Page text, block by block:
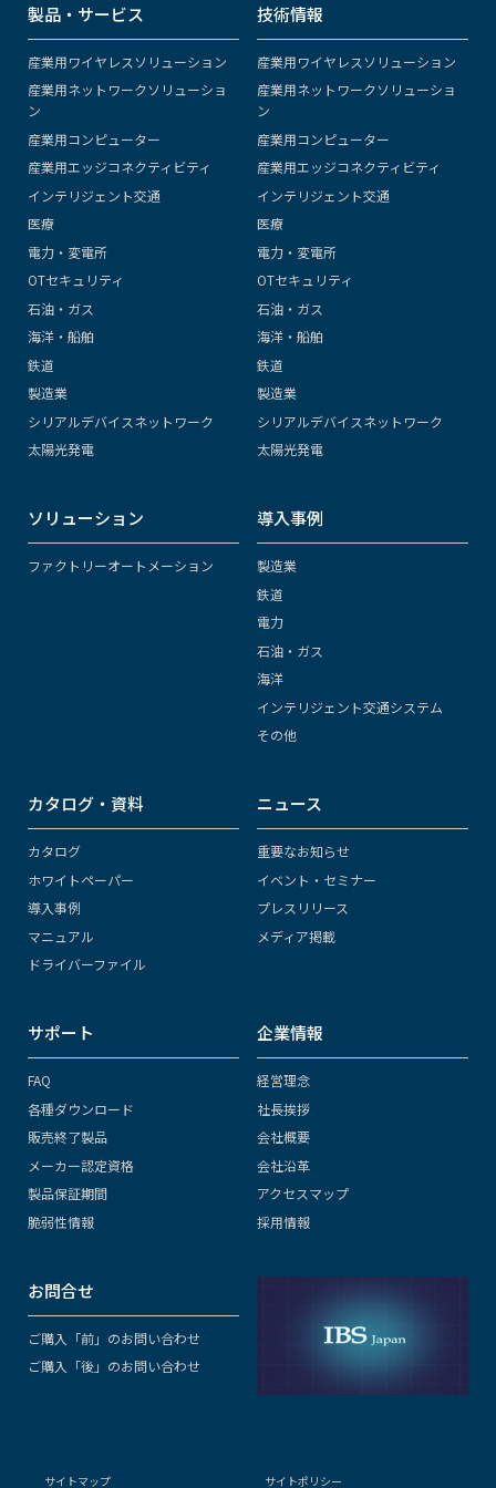
製品・サービス
産業用ワイヤレスソリューション
産業用ネットワークソリューショ
ン
産業用コンピューター
産業用エッジコネクティビティ
インテリジェント交通
医療
電力・変電所
OTセキュリティ
石油・ガス
海洋・船舶
鉄道
製造業
シリアルデバイスネットワーク
太陽光発電
技術情報
産業用ワイヤレスソリューション
産業用ネットワークソリューショ
ン
産業用コンピューター
産業用エッジコネクティビティ
インテリジェント交通
医療
電力・変電所
OTセキュリティ
石油・ガス
海洋・船舶
鉄道
製造業
シリアルデバイスネットワーク
太陽光発電
ソリューション
ファクトリーオートメーション
導入事例
製造業
鉄道
電力
石油・ガス
海洋
インテリジェント交通システム
その他
カタログ・資料
カタログ
ホワイトペーパー
導入事例
マニュアル
ドライバーファイル
ニュース
重要なお知らせ
イベント・セミナー
プレスリリース
メディア掲載
サポート
FAQ
各種ダウンロード
販売終了製品
メーカー認定資格
製品保証期間
脆弱性情報
企業情報
経営理念
社長挨拶
会社概要
会社沿革
アクセスマップ
採用情報
お問合せ
ご購入「前」のお問い合わせ
ご購入「後」のお問い合わせ
サイトマップ サイトポリシー